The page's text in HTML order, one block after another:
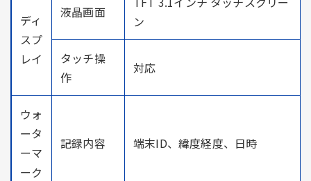
ディ
スプ
レイ
液晶画面
ン
タッチ操
作
対応
ウォ
ータ
ーマ
ーク
記録内容 端末ID、緯度経度、日時